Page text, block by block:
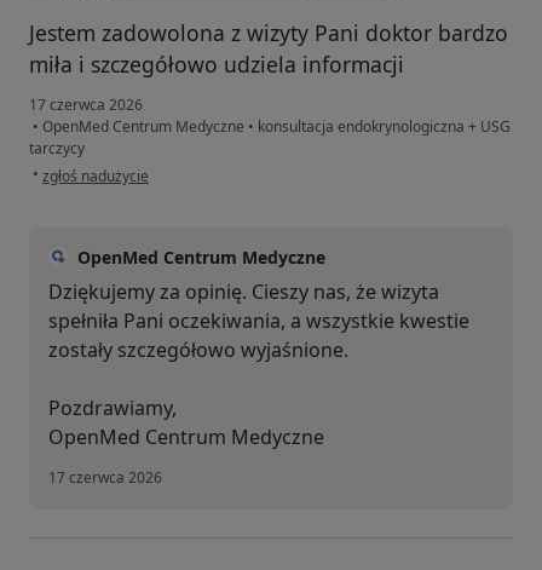
Jestem zadowolona z wizyty Pani doktor bardzo
miła i szczegółowo udziela informacji
17 czerwca 2026
• OpenMed Centrum Medyczne • konsultacja endokrynologiczna + USG
tarczycy
• w opinii użytkownika Anna
zgłoś nadużycie
OpenMed Centrum Medyczne
Dziękujemy za opinię. Cieszy nas, że wizyta
spełniła Pani oczekiwania, a wszystkie kwestie
zostały szczegółowo wyjaśnione.
Pozdrawiamy,
OpenMed Centrum Medyczne
17 czerwca 2026